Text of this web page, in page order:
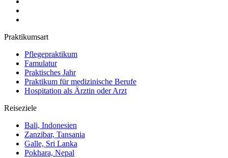
Praktikumsart
Pflegepraktikum
Famulatur
Praktisches Jahr
Praktikum für medizinische Berufe
Hospitation als Ärztin oder Arzt
Reiseziele
Bali, Indonesien
Zanzibar, Tansania
Galle, Sri Lanka
Pokhara, Nepal